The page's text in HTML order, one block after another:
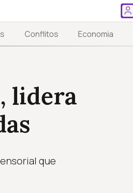
Conflitos Economia
lidera
que